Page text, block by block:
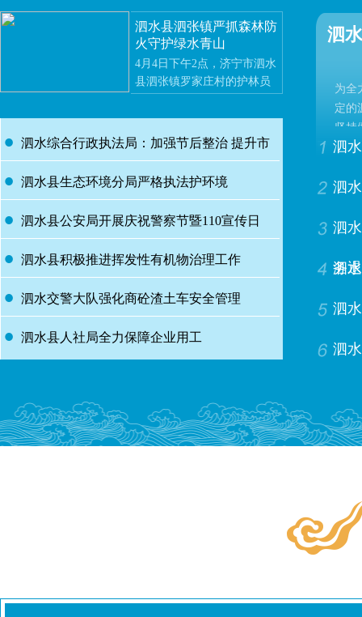
泗水县泗张镇严抓森林防
火守护绿水青山
4月4日下午2点，济宁市泗水
县泗张镇罗家庄村的护林员
今天的第三次巡山。“护林的
活儿可马虎不得！”仲伟龙
说。
泗水综合行政执法局：加强节后整治 提升市
容秩序
泗水县生态环境分局严格执法护环境
泗水县公安局开展庆祝警察节暨110宣传日
集中宣传活动
泗水县积极推进挥发性有机物治理工作
泗水交警大队强化商砼渣土车安全管理
泗水县人社局全力保障企业用工
泗
为全
定的
坚持
以“
泗
泗
泗
务
泗
泗
泗